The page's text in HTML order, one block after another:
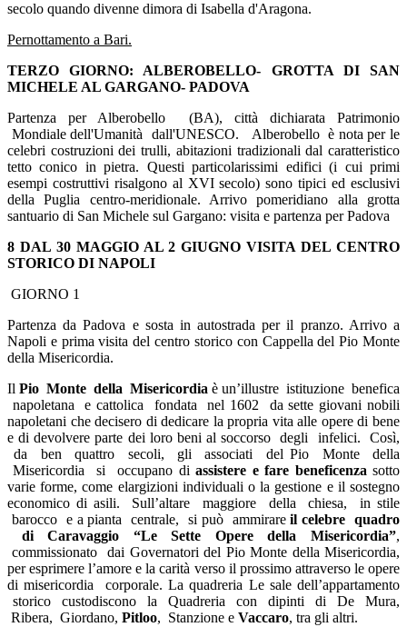
secolo quando divenne dimora di Isabella d'Aragona.
Pernottamento a Bari.
TERZO GIORNO: ALBEROBELLO- GROTTA DI SAN
MICHELE AL GARGANO- PADOVA
Partenza per Alberobello (BA), città dichiarata Patrimonio
Mondiale dell'Umanità dall'UNESCO. Alberobello è nota per le
celebri costruzioni dei trulli, abitazioni tradizionali dal caratteristico
tetto conico in pietra. Questi particolarissimi edifici (i cui primi
esempi costruttivi risalgono al XVI secolo) sono tipici ed esclusivi
della Puglia centro-meridionale. Arrivo pomeridiano alla grotta
santuario di San Michele sul Gargano: visita e partenza per Padova
8 DAL 30 MAGGIO AL 2 GIUGNO VISITA DEL CENTRO
STORICO DI NAPOLI
GIORNO 1
Partenza da Padova e sosta in autostrada per il pranzo. Arrivo a
Napoli e prima visita del centro storico con Cappella del Pio Monte
della Misericordia.
Il Pio Monte della Misericordia è un’illustre istituzione benefica
napoletana e cattolica fondata nel 1602 da sette giovani nobili
napoletani che decisero di dedicare la propria vita alle opere di bene
e di devolvere parte dei loro beni al soccorso degli infelici. Così,
da ben quattro secoli, gli associati del Pio Monte della
Misericordia si occupano diassistere e fare beneficenzasotto
varie forme, come elargizioni individuali o la gestione e il sostegno
economico di asili. Sull’altare maggiore della chiesa, in stile
barocco e a pianta centrale, si può ammirareil celebre quadro
di Caravaggio “Le Sette Opere della Misericordia”,
commissionato dai Governatori del Pio Monte della Misericordia,
per esprimere l’amore e la carità verso il prossimo attraverso le opere
di misericordia corporale. La quadreria Le sale dell’appartamento
storico custodiscono la Quadreria con dipinti di De Mura,
Ribera, Giordano, Pitloo, Stanzione e Vaccaro, tra gli altri.